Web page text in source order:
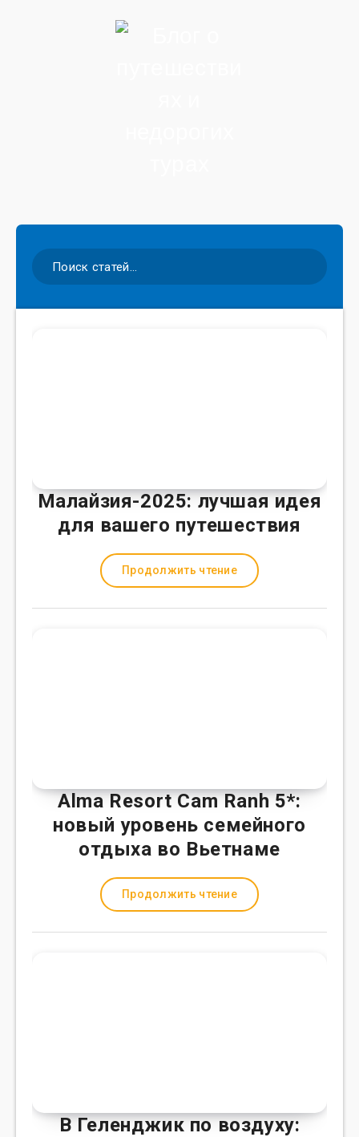
Малайзия-2025: лучшая идея
для вашего путешествия
Продолжить чтение
Alma Resort Cam Ranh 5*:
новый уровень семейного
отдыха во Вьетнаме
Продолжить чтение
В Геленджик по воздуху: